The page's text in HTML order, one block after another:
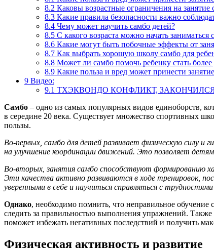
8.2 Каковы возрастные ограничения на занятие
8.3 Какие правила безопасности важно
8.4 Чему может научить самбо детей?
8.5 С какого возраста можно начать заниматься
8.6 Какие могут быть побочные эффекты от
8.7 Как выбрать хорошую школу самбо для
8.8 Может ли самбо помочь ребенку стать
8.9 Какие польза и вред может принести
9 Видео:
9.1 ТХЭКВОНДО КОНФЛИКТ, ЗАКОНЧИЛСЯ
Самбо – одно из самых популярных видов единоборств,
в середине 20 века. Существует множество спортивных
пользы.
Во-первых, самбо для детей развивает физическую силу
на улучшение координации движений. Это позволяет
Во-вторых, занятия самбо способствуют формированию
Эти качества активно развиваются в ходе тренировок,
уверенными в себе и научиться справляться с
Однако, необходимо помнить, что неправильное
следить за правильностью выполнения упражнений.
поможет избежать негативных последствий и получить
Физическая активность и развитие